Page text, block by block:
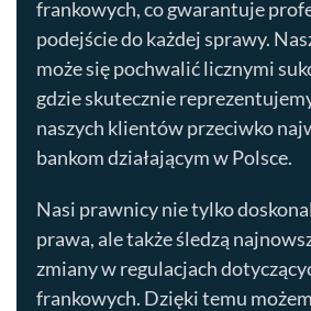
frankowych, co gwarantuje
podejście do każdej sprawy.
może się pochwalić licznymi
gdzie skutecznie
naszych klientów przeciwko
bankom działającym w Polsce.
Nasi prawnicy nie tylko
prawa, ale także śledzą
zmiany w regulacjach
frankowych. Dzięki temu